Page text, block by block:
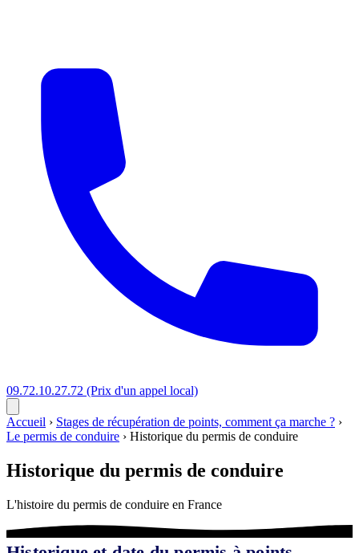
09.72.10.27.72 (Prix d'un appel local)
Accueil › Stages de récupération de points, comment ça marche ? ›
Le permis de conduire › Historique du permis de conduire
Historique du permis de conduire
L'histoire du permis de conduire en France